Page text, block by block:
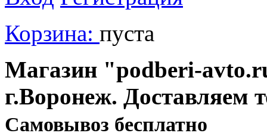
Корзина: пуста
Магазин "podberi-
г.Воронеж. Доставляем
Cамовывоз бесплатно